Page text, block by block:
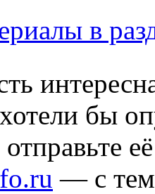
в
бы
— с